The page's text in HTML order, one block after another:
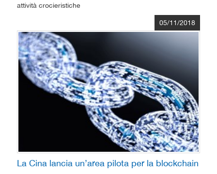
attività crocieristiche
05/11/2018
La Cina lancia un’area pilota per la blockchain